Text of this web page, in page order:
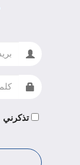
الالكتروني
السر
تذكرني